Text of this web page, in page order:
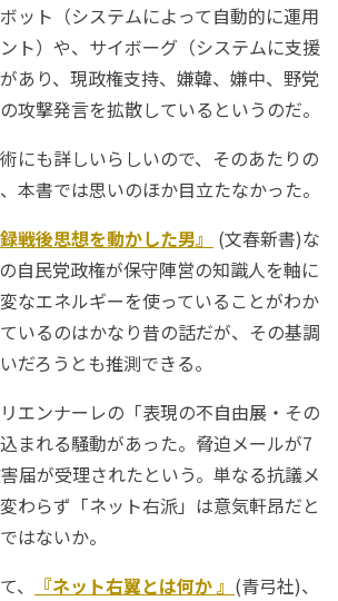
ット（システムによって自動的に運用
ト）や、サイボーグ（システムに支援
あり、現政権支持、嫌韓、嫌中、野党
攻撃発言を拡散しているというのだ。
にも詳しいらしいので、そのあたりの
本書では思いのほか目立たなかった。
――戦後思想を動かした男』
(文春新書)な
自民党政権が保守陣営の知識人を軸に
なエネルギーを使っていることがわか
いるのはかなり昔の話だが、その基調
だろうとも推測できる。
エンナーレの「表現の不自由展・その
まれる騒動があった。脅迫メールが7
届が受理されたという。単なる抗議メ
わらず「ネット右派」は意気軒昂だと
はないか。
、
『ネット右翼とは何か 』 (青弓社)、